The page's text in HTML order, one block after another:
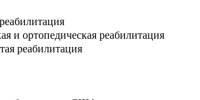
и ортопедическая реабилитация
реабилитация